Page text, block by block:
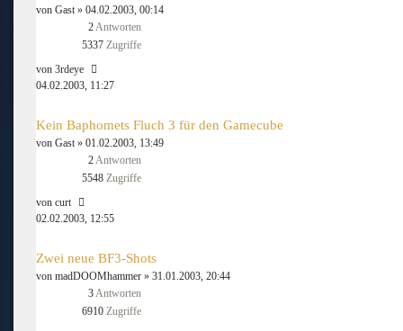
von Gast» 04.02.2003, 00:14
2Antworten
5337 Zugriffe
von 3rdeye
04.02.2003, 11:27
Kein Baphomets Fluch 3 für den Gamecube
von Gast» 01.02.2003, 13:49
2Antworten
5548 Zugriffe
von curt
02.02.2003, 12:55
Zwei neue BF3-Shots
von madDOOMhammer » 31.01.2003, 20:44
3Antworten
6910 Zugriffe